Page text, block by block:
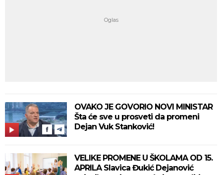
OVAKO JE GOVORIO NOVI MINISTAR
Šta će sve u prosveti da promeni
Dejan Vuk Stanković!
VELIKE PROMENE U ŠKOLAMA OD 15.
APRILA Slavica Đukić Dejanović